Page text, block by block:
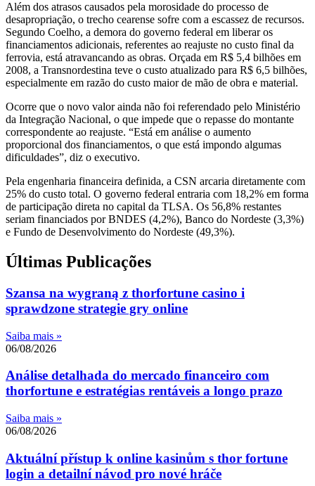
Além dos atrasos causados pela morosidade do processo de
desapropriação, o trecho cearense sofre com a escassez de recursos.
Segundo Coelho, a demora do governo federal em liberar os
financiamentos adicionais, referentes ao reajuste no custo final da
ferrovia, está atravancando as obras. Orçada em R$ 5,4 bilhões em
2008, a Transnordestina teve o custo atualizado para R$ 6,5 bilhões,
especialmente em razão do custo maior de mão de obra e material.
Ocorre que o novo valor ainda não foi referendado pelo Ministério
da Integração Nacional, o que impede que o repasse do montante
correspondente ao reajuste. “Está em análise o aumento
proporcional dos financiamentos, o que está impondo algumas
dificuldades”, diz o executivo.
Pela engenharia financeira definida, a CSN arcaria diretamente com
25% do custo total. O governo federal entraria com 18,2% em forma
de participação direta no capital da TLSA. Os 56,8% restantes
seriam financiados por BNDES (4,2%), Banco do Nordeste (3,3%)
e Fundo de Desenvolvimento do Nordeste (49,3%).
Últimas Publicações
Szansa na wygraną z thorfortune casino i
sprawdzone strategie gry online
Saiba mais »
06/08/2026
Análise detalhada do mercado financeiro com
thorfortune e estratégias rentáveis a longo prazo
Saiba mais »
06/08/2026
Aktuální přístup k online kasinům s thor fortune
login a detailní návod pro nové hráče